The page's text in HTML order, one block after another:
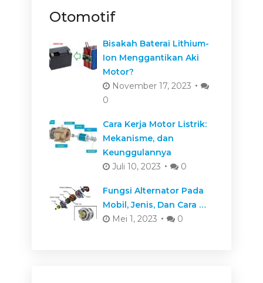
Otomotif
Bisakah Baterai Lithium-
Ion Menggantikan Aki
Motor?
November 17, 2023
0
Cara Kerja Motor Listrik:
Mekanisme, dan
Keunggulannya
Juli 10, 2023
0
Fungsi Alternator Pada
Mobil, Jenis, Dan Cara …
Mei 1, 2023
0